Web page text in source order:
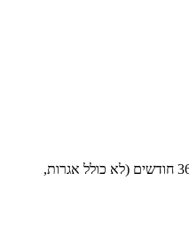
עלות חודשית הוצאות חודשית על פני 36 חודשים (לא כולל אגרות,